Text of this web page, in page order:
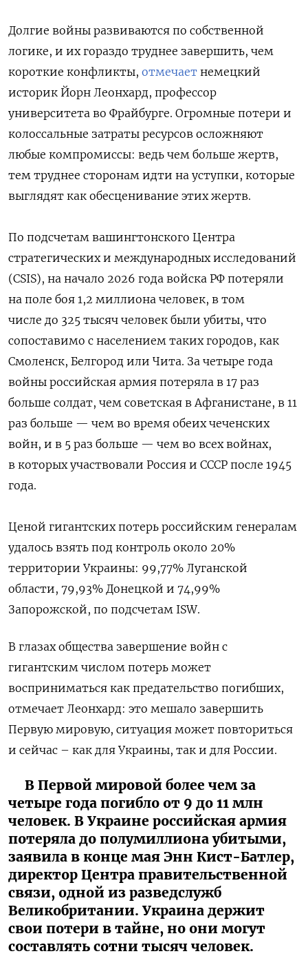
Долгие войны развиваются по собственной
логике, и их гораздо труднее завершить, чем
короткие конфликты, отмечает немецкий
историк Йорн Леонхард, профессор
университета во Фрайбурге. Огромные потери и
колоссальные затраты ресурсов осложняют
любые компромиссы: ведь чем больше жертв,
тем труднее сторонам идти на уступки, которые
выглядят как обесценивание этих жертв.
По подсчетам вашингтонского Центра
стратегических и международных исследований
(CSIS), на начало 2026 года войска РФ потеряли
на поле боя 1,2 миллиона человек, в том
числе до 325 тысяч человек были убиты, что
сопоставимо с населением таких городов, как
Смоленск, Белгород или Чита. За четыре года
войны российская армия потеряла в 17 раз
больше солдат, чем советская в Афганистане, в 11
раз больше — чем во время обеих чеченских
войн, и в 5 раз больше — чем во всех войнах,
в которых участвовали Россия и СССР после 1945
года.
Ценой гигантских потерь российским генералам
удалось взять под контроль около 20%
территории Украины: 99,77% Луганской
области, 79,93% Донецкой и 74,99%
Запорожской, по подсчетам ISW.
В глазах общества завершение войн с
гигантским числом потерь может
восприниматься как предательство погибших,
отмечает Леонхард: это мешало завершить
Первую мировую, ситуация может повториться
и сейчас – как для Украины, так и для России.
В Первой мировой более чем за
четыре года погибло от 9 до 11 млн
человек. В Украине российская армия
потеряла до полумиллиона убитыми,
заявила в конце мая Энн Кист-Батлер,
директор Центра правительственной
связи, одной из разведслужб
Великобритании. Украина держит
свои потери в тайне, но они могут
составлять сотни тысяч человек.